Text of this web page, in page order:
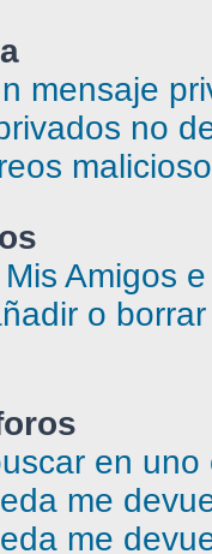
mensaje
no
Amigos
o
en uno
me
me